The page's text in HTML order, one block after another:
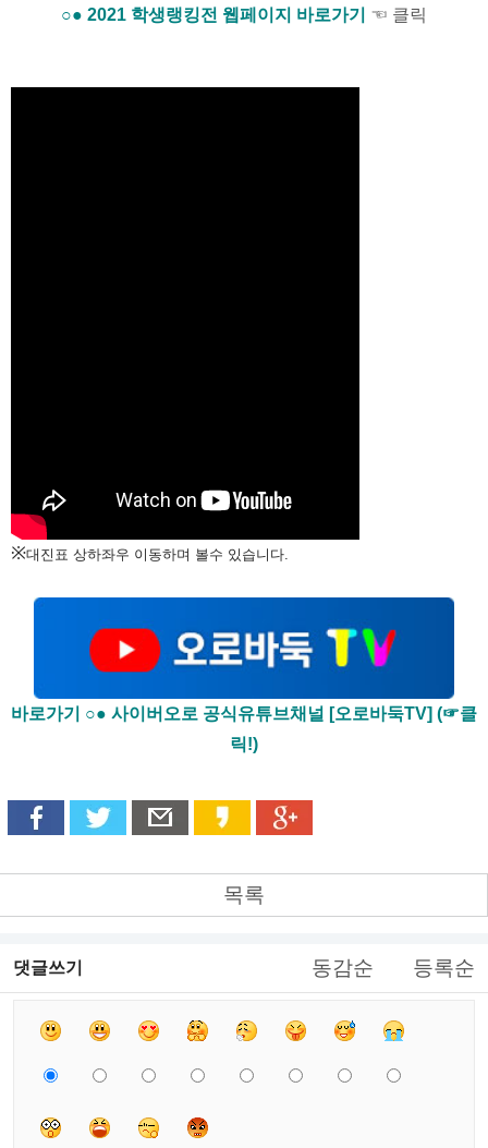
○● 2021 학생랭킹전 웹페이지 바로가기 ☜ 클릭
※대진표 상하좌우 이동하며 볼수 있습니다.
바로가기 ○● 사이버오로 공식유튜브채널 [오로바둑TV] (☞클
릭!)
목록
댓글쓰기 동감순 등록순